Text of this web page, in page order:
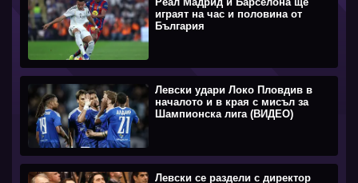
играят на час и половина от
България
Левски удари Локо Пловдив в
началото и в края с мисъл за
Шампионска лига (ВИДЕО)
Левски се раздели с директор